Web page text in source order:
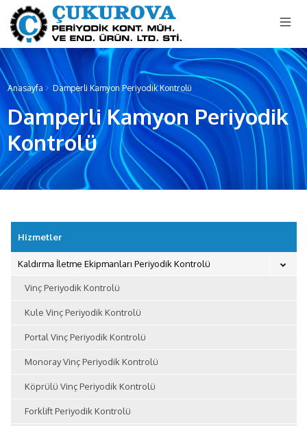
Anasayfa Damperli Kamyon Periyodik Kontrolü
Damperli Kamyon Periyodik
Kontrolü
Hizmetler
Kaldırma İletme Ekipmanları Periyodik Kontrolü
Vinç Periyodik Kontrolü
Kule Vinç Periyodik Kontrolü
Portal Vinç Periyodik Kontrolü
Monoray Vinç Periyodik Kontrolü
Köprülü Vinç Periyodik Kontrolü
Forklift Periyodik Kontrolü